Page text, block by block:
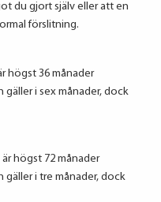
du gjort själv eller att en
förslitning.
högst 36 månader
gäller i sex månader, dock
högst 72 månader
gäller i tre månader, dock